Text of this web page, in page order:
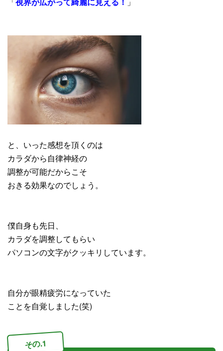
と、いった感想を頂くのは
カラダから自律神経の
調整が可能だからこそ
おきる効果なのでしょう。
僕自身も先日、
カラダを調整してもらい
パソコンの文字がクッキリしています。
自分が眼精疲労になっていた
ことを自覚しました(笑)
その.1